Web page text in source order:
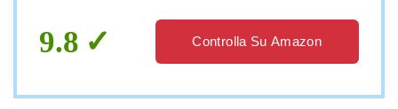
9.8 Controlla Su Amazon